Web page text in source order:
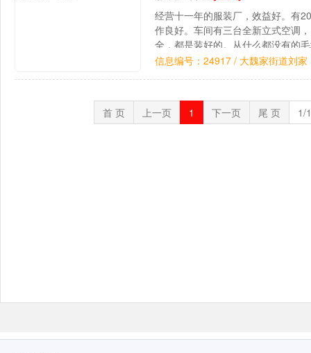
经营十一年的服装厂，效益好。有
作良好。车间有三台全新立式空调
全，都是装好的。从什么都没有的
间自己一点一点操办的，投入了太
信息编号：24917 / 大魏家街道刘家
首 页 上一页 1 下一页 尾 页 1/